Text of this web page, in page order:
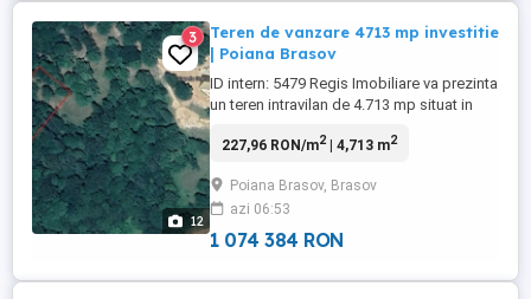
12
3
Teren de vanzare 4713 mp investitie
| Poiana Brasov
ID intern: 5479 Regis Imobiliare va prezinta
un teren intravilan de 4.713 mp situat in
turistice si rezidentiale. Proprietatea
public, oferind multiple posibilitati de
dezvoltare. Conform PUZ-ului local (zona
ZT2c), ...
227,96 RON/m2| 4,713 m2
Poiana Brasov, Brasov
azi 06:53
1 074 384 RON